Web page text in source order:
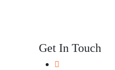
Get In Touch